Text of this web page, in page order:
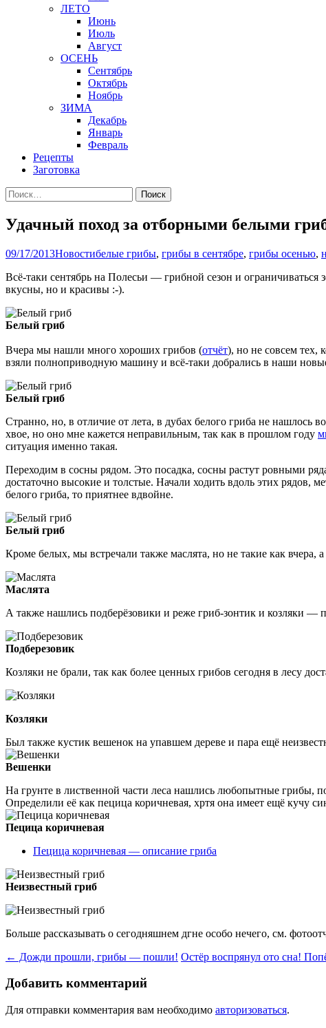
ЛЕТО
Июнь
Июль
Август
ОСЕНЬ
Сентябрь
Октябрь
Ноябрь
ЗИМА
Декабрь
Январь
Февраль
Рецепты
Заготовка
Найти:
Удачный поход за отборными белыми
09/17/2013Новостибелые грибы, грибы в сентябре, грибы осенью,
Всё-таки сентябрь на Полесьи — грибной сезон и
вкусны, но и красивы :-).
Белый гриб
Вчера мы нашли много хороших грибов (отчёт), но не совсем тех,
взяли полноприводную машину и всё-таки добрались в наши
Белый гриб
Странно, но, в отличие от лета, в дубах белого гриба не нашлось
хвое, но оно мне кажется неправильным, так как в прошлом году
ситуация именно такая.
Переходим в сосны рядом. Это посадка, сосны растут ровными
достаточно высокие и толстые. Начали ходить вдоль этих рядов,
белого гриба, то приятнее вдвойне.
Белый гриб
Кроме белых, мы встречали также маслята, но не такие как вчера,
Маслята
А также нашлись подберёзовики и реже гриб-зонтик и козляки —
Подберезовик
Козляки не брали, так как более ценных грибов сегодня в лесу
Козляки
Был также кустик вешенок на упавшем дереве и пара ещё
Вешенки
На грунте в лиственной части леса нашлись любопытные
Определили её как пецица коричневая, хртя она имеет ещё кучу
Пецица коричневая
Пецица коричневая — описание гриба
Неизвестный гриб
Больше рассказывать о сегодняшнем дгне особо нечего, см.
Навигация
по
записям
← Дожди прошли, грибы — пошли! Остёр воспрянул ото сна!
Добавить комментарий
Для отправки комментария вам необходимо авторизоваться.